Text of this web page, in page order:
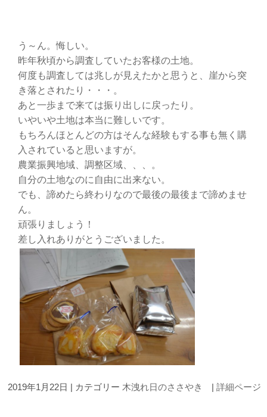
う～ん。悔しい。
昨年秋頃から調査していたお客様の土地。
何度も調査しては兆しが見えたかと思うと、崖から突
き落とされたり・・・。
あと一歩まで来ては振り出しに戻ったり。
いやいや土地は本当に難しいです。
もちろんほとんどの方はそんな経験もする事も無く購
入されていると思いますが。
農業振興地域、調整区域、、、。
自分の土地なのに自由に出来ない。
でも、諦めたら終わりなので最後の最後まで諦めませ
ん。
頑張りましょう！
差し入れありがとうございました。
2019年1月22日 | カテゴリー 木洩れ日のささやき | 詳細ページ